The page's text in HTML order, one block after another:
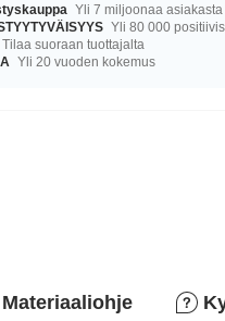
Yli 7 miljoonaa asiakasta
Yli 80 000
Tilaa suoraan tuottajalta
Yli 20 vuoden kokemus
Materiaaliohje